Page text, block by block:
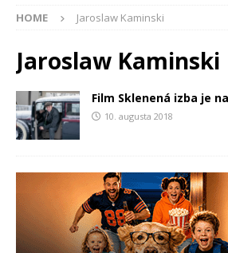
HOME Jaroslaw Kaminski
Jaroslaw Kaminski
Film Sklenená izba je
10. augusta 2018